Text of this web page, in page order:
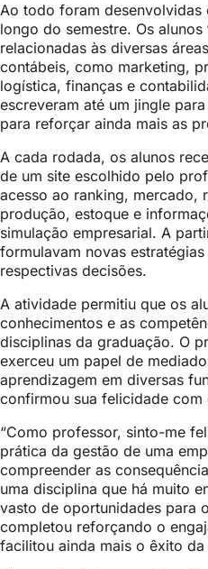
Ao todo foram
longo do semestre. Os
relacionadas às diversas
contábeis, como marketing,
logística, finanças e
escreveram até um jingle
para reforçar ainda mais as
A cada rodada, os alunos
de um site escolhido pelo
acesso ao ranking, mercado,
produção, estoque e
simulação empresarial. A
formulavam novas
respectivas decisões.
A atividade permitiu que os
conhecimentos e as
disciplinas da graduação. O
exerceu um papel de
aprendizagem em diversas
confirmou sua felicidade
“Como professor, sinto-me
prática da gestão de uma
compreender as
uma disciplina que há muito
vasto de oportunidades para
completou reforçando o
facilitou ainda mais o êxito